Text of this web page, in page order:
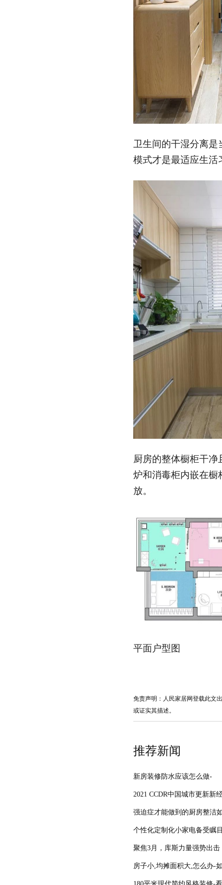
卫生间的干湿分离是
模式才是最适应生活
厨房的整体橱柜干
炉和消毒柜内嵌在橱
放。
平面户型图
免责声明：人民家居网登载此文
或证实其描述。
推荐新闻
新房装修防水应该怎么做-
2021 CCDR中国城市更新新
强迫症才能做到的厨房整洁
个性化定制化小家电备受瞩
聚焦3月，库斯力量强势出击
房子小,均摊面积大,怎么办-